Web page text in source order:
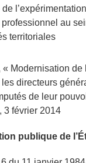
professionnel au
territoriales
« Modernisation de
directeurs
de leur
3 février 2014
publique de